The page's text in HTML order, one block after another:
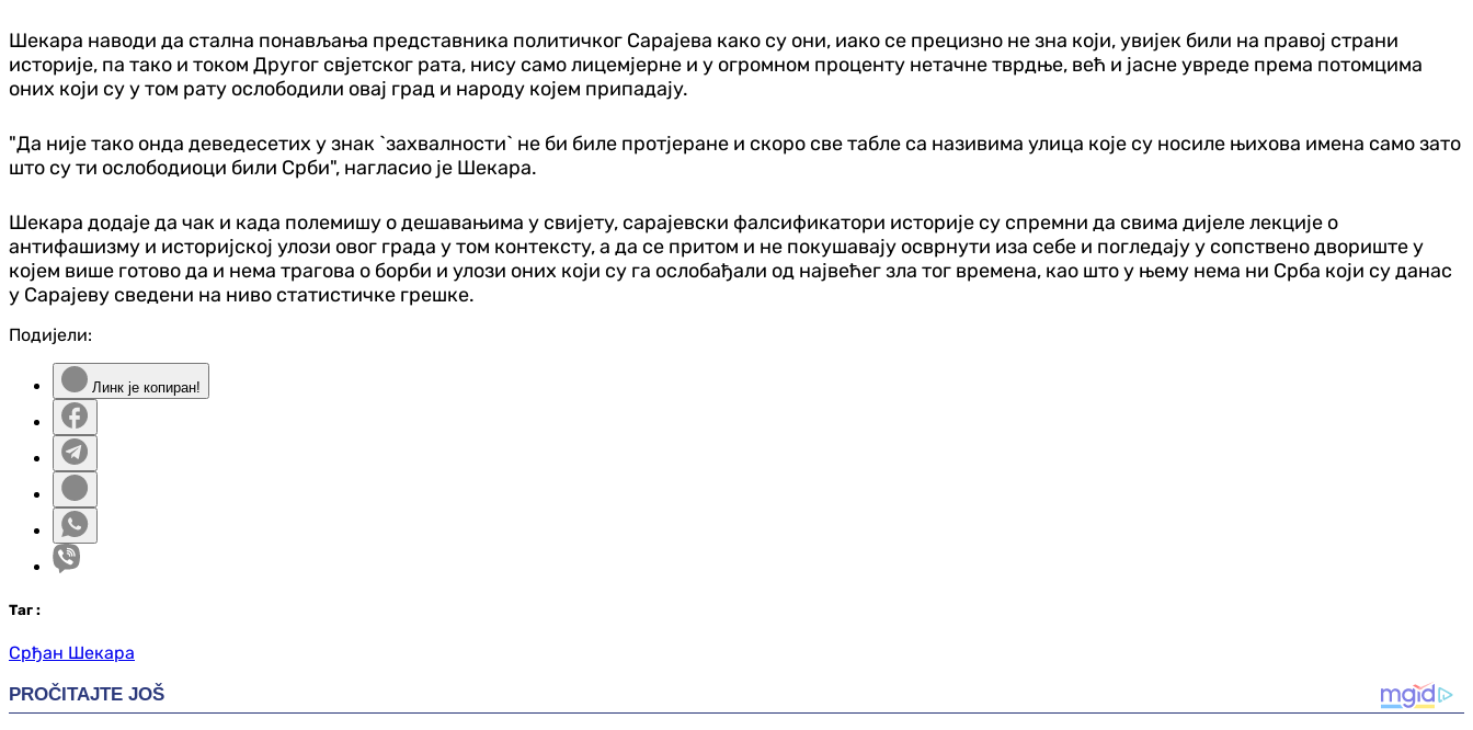
Шекара наводи да стална понављања представника политичког Сарајева како су они, иако се прецизно не зна који, увијек били на правој страни
историје, па тако и током Другог свјетског рата, нису само лицемјерне и у огромном проценту нетачне тврдње, већ и јасне увреде према потомцима
оних који су у том рату ослободили овај град и народу којем припадају.
"Да није тако онда деведесетих у знак `захвалности` не би биле протјеране и скоро све табле са називима улица које су носиле њихова имена само зато
што су ти ослободиоци били Срби", нагласио је Шекара.
Шекара додаје да чак и када полемишу о дешавањима у свијету, сарајевски фалсификатори историје су спремни да свима дијеле лекције о
антифашизму и историјској улози овог града у том контексту, а да се притом и не покушавају осврнути иза себе и погледају у сопствено двориште у
којем више готово да и нема трагова о борби и улози оних који су га ослобађали од највећег зла тог времена, као што у њему нема ни Срба који су данас
у Сарајеву сведени на ниво статистичке грешке.
Подијели:
Линк је копиран!
Таг :
Срђан Шекара